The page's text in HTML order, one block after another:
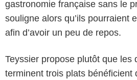
gastronomie française sans le
souligne alors qu’ils pourraient
afin d’avoir un peu de repos.
Teyssier propose plutôt que les
terminent trois plats bénéficient